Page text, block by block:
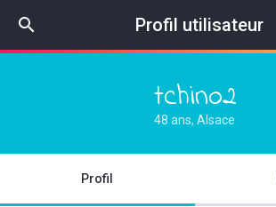
search Profil utilisateur
tchino2
48 ans, Alsace
Profil